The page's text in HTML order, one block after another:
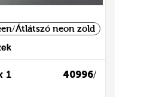
Átlátszó neon zöld
40996/
1